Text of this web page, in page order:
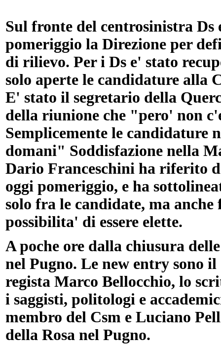
Sul fronte del centrosinistra
pomeriggio la Direzione per
di rilievo. Per i Ds e' stato
solo aperte le candidature alla
E' stato il segretario della
della riunione che "pero' non
Semplicemente le candidature
domani" Soddisfazione nella
Dario Franceschini ha riferito
oggi pomeriggio, e ha
solo fra le candidate, ma
possibilita' di essere elette.
A poche ore dalla chiusura
nel Pugno. Le new entry sono
regista Marco Bellocchio, lo
i saggisti, politologi e
membro del Csm e Luciano
della Rosa nel Pugno.